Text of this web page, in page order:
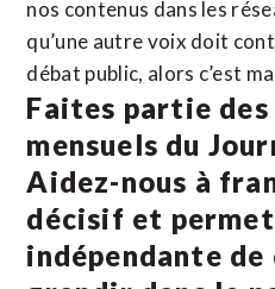
nos contenus dans les
qu’une autre voix doit
débat public, alors c’est
Faites partie
mensuels du
Aidez-nous à
décisif et
indépendante